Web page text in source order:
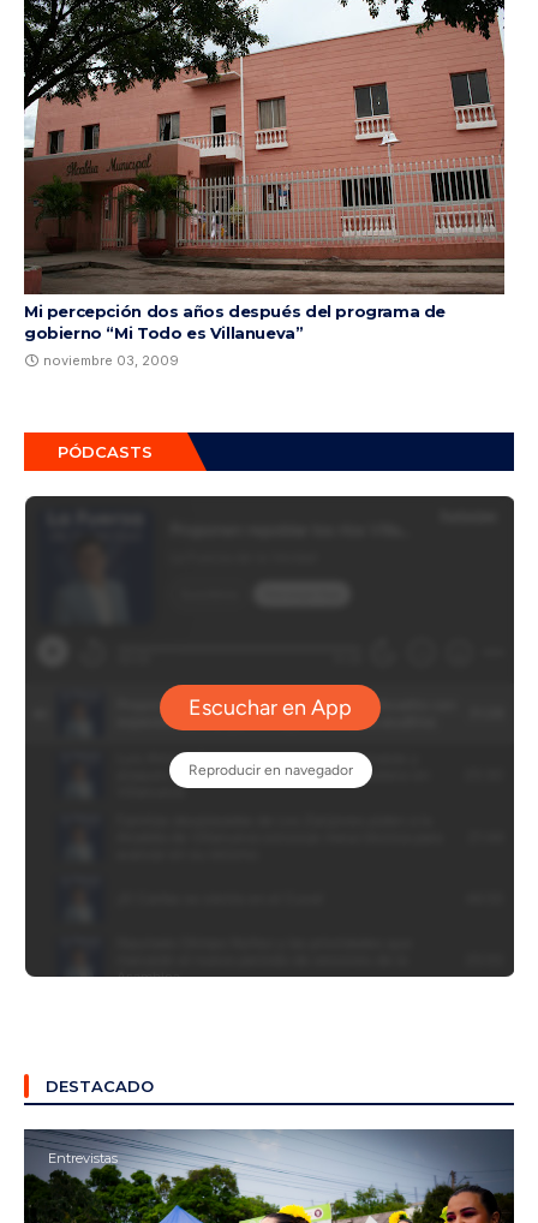
Mi percepción dos años después del programa de
gobierno “Mi Todo es Villanueva”
noviembre 03, 2009
PÓDCASTS
DESTACADO
Entrevistas